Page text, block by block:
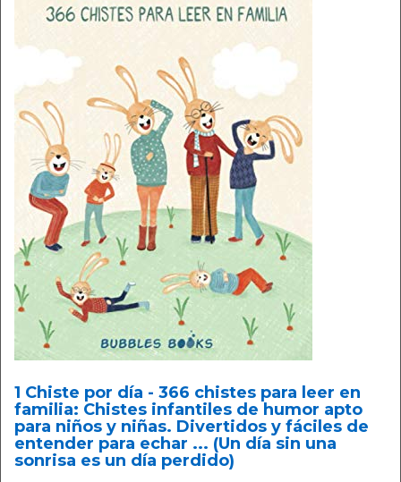
1 Chiste por día - 366 chistes para leer en
familia: Chistes infantiles de humor apto
para niños y niñas. Divertidos y fáciles de
entender para echar ... (Un día sin una
sonrisa es un día perdido)